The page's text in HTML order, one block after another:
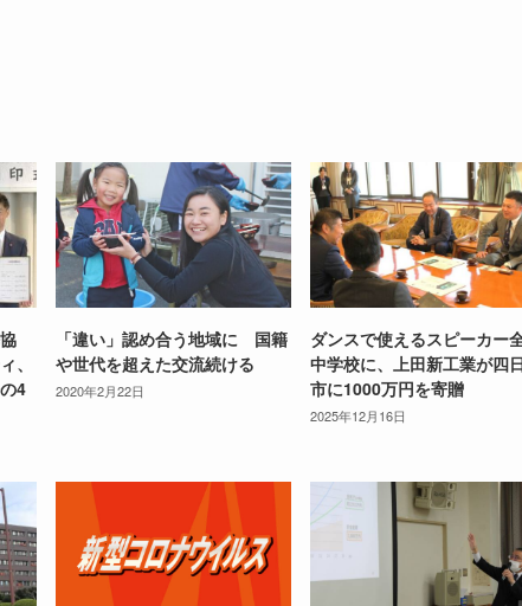
、
4
「違い」認め合う地域に 国籍
や世代を超えた交流続ける
2020年2月22日
ダンスで使えるスピーカー
中学校に、上田新工業が四
市に1000万円を寄贈
2025年12月16日